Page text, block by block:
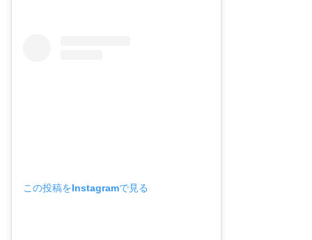
この投稿をInstagramで見る